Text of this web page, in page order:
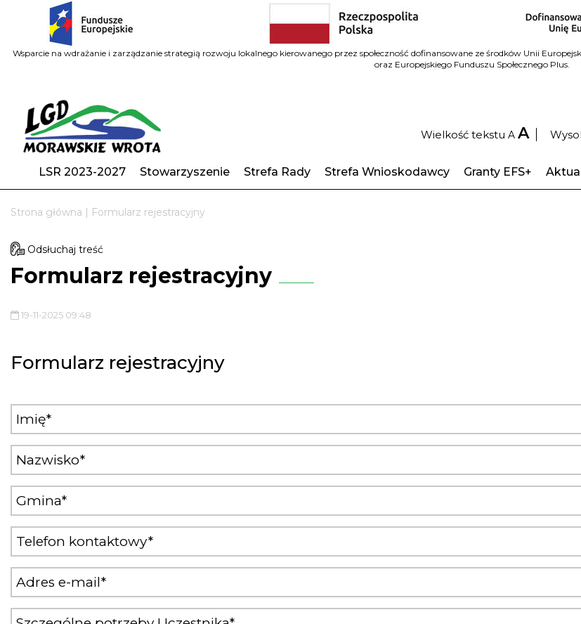
Wsparcie na wdrażanie i zarządzanie strategią rozwoju lokalnego kierowanego przez społeczność dofinansowane ze środków Unii
oraz Europejskiego Funduszu Społecznego Plus.
Wielkość tekstu A A
LSR 2023-2027 Stowarzyszenie Strefa Rady Strefa Wnioskodawcy Granty EFS+
Strona główna | Formularz rejestracyjny
Odsłuchaj treść
Formularz rejestracyjny
19-11-2025 09:48
Formularz rejestracyjny